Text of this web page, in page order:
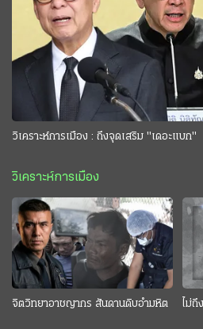
วิเคราะห์การเมือง : ถึงจุดเสริม "เดอะแบก"
วิเคราะห์การเมือง
จิตวิทยาอาชญากร สันดานดิบอำมหิต ไม่ถึ